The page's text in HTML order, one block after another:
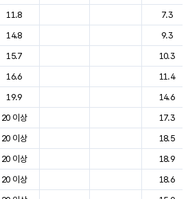
11.8
7.3
14.8
9.3
15.7
10.3
16.6
11.4
19.9
14.6
20 이상
17.3
20 이상
18.5
20 이상
18.9
20 이상
18.6